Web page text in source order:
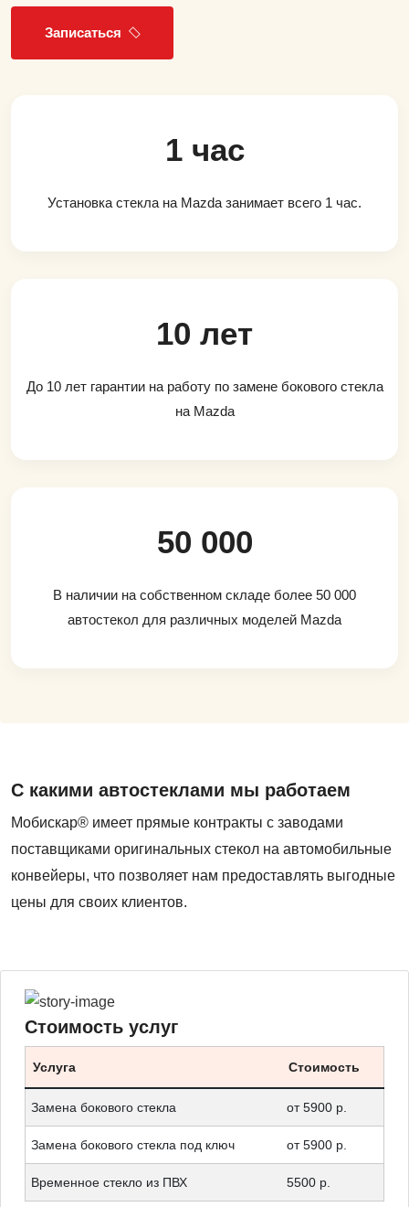
Записаться
1 час
Установка стекла на Mazda занимает всего 1 час.
10 лет
До 10 лет гарантии на работу по замене бокового стекла
на Mazda
50 000
В наличии на собственном складе более 50 000
автостекол для различных моделей Mazda
С какими автостеклами мы работаем
Мобискар® имеет прямые контракты с заводами
поставщиками оригинальных стекол на автомобильные
конвейеры, что позволяет нам предоставлять выгодные
цены для своих клиентов.
Стоимость услуг
Услуга Стоимость
Замена бокового стекла от 5900 р.
Замена бокового стекла под ключ от 5900 р.
Временное стекло из ПВХ 5500 р.